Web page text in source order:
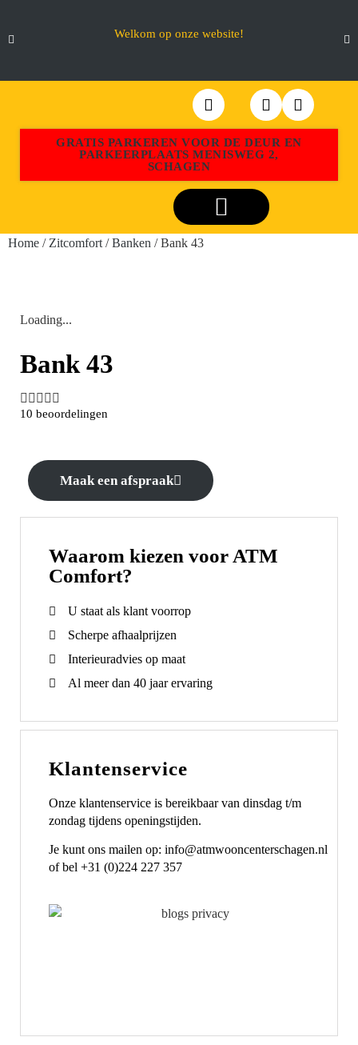
Welkom op onze website!
GRATIS PARKEREN VOOR DE DEUR EN
PARKEERPLAATS MENISWEG 2,
SCHAGEN
Home / Zitcomfort /Banken / Bank 43
Loading...
Bank 43
    
10 beoordelingen
Maak een afspraak
Waarom kiezen voor ATM
Comfort?
U staat als klant voorrop
Scherpe afhaalprijzen
Interieuradvies op maat
Al meer dan 40 jaar ervaring
Klantenservice
Onze klantenservice is bereikbaar van dinsdag t/m
zondag tijdens openingstijden.
Je kunt ons mailen op: info@atmwooncenterschagen.nl
of bel +31 (0)224 227 357